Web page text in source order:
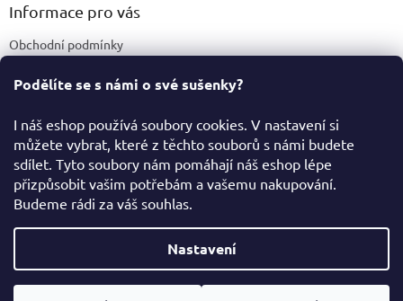
Podělíte se s námi o své sušenky?
I náš eshop používá soubory cookies. V nastavení si
můžete vybrat, které z těchto souborů s námi budete
sdílet. Tyto soubory nám pomáhají náš eshop lépe
přizpůsobit vašim potřebám a vašemu nakupování.
Budeme rádi za váš souhlas.
Nastavení
Informace pro vás
Obchodní podmínky
Certifikace a označení produktů
Facebook
Copyright 2026Destiny Pet Shop. Všechna práva vyhrazena.